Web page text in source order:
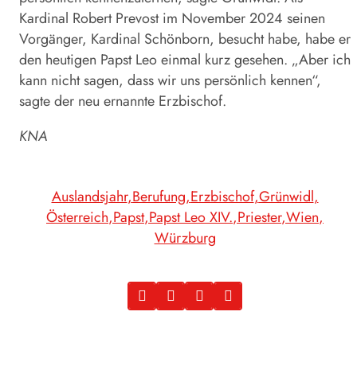
Kardinal Robert Prevost im November 2024 seinen
Vorgänger, Kardinal Schönborn, besucht habe, habe er
den heutigen Papst Leo einmal kurz gesehen. „Aber ich
kann nicht sagen, dass wir uns persönlich kennen“,
sagte der neu ernannte Erzbischof.
KNA
Auslandsjahr Berufung Erzbischof Grünwidl
Österreich Papst Papst Leo XIV. Priester Wien
Würzburg